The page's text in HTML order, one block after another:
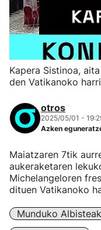
Kapera Sistinoa,
den Vatikanoko
otros
2025/05/01 -
Azken
Maiatzaren 7tik
aukeraketaren
Michelangeloren
dituen Vatikanoko
Munduko Albisteak